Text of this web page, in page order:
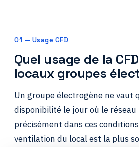
01 — Usage CFD
Quel usage de la
locaux groupes
Un groupe électrogène ne vaut
disponibilité le jour où le réseau
précisément dans ces
ventilation du local est la plus